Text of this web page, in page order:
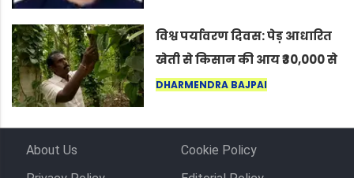
विश्व पर्यावरण दिवस: पेड़ आधारित
खेती से किसान की आय ₹30,000 से
बढ़कर ₹3 लाख प्रति एकड़ हुई
DHARMENDRA BAJPAI
About Us
Cookie Policy